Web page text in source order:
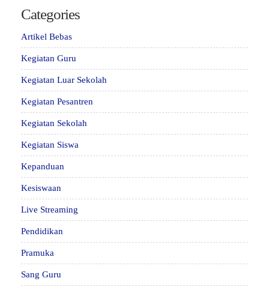
Categories
Artikel Bebas
Kegiatan Guru
Kegiatan Luar Sekolah
Kegiatan Pesantren
Kegiatan Sekolah
Kegiatan Siswa
Kepanduan
Kesiswaan
Live Streaming
Pendidikan
Pramuka
Sang Guru